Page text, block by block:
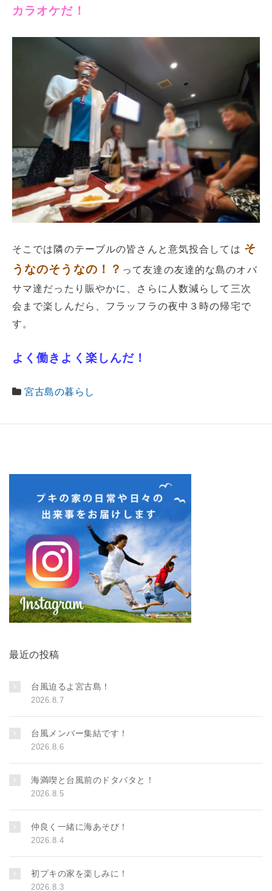
カラオケだ！
そこでは隣のテーブルの皆さんと意気投合しては そ
うなのそうなの！？ って友達の友達的な島のオバ
サマ達だったり賑やかに、さらに人数減らして三次
会まで楽しんだら、フラッフラの夜中３時の帰宅で
す。
よく働きよく楽しんだ！
宮古島の暮らし
最近の投稿
台風迫るよ宮古島！
2026.8.7
台風メンバー集結です！
2026.8.6
海満喫と台風前のドタバタと！
2026.8.5
仲良く一緒に海あそび！
2026.8.4
初プキの家を楽しみに！
2026.8.3